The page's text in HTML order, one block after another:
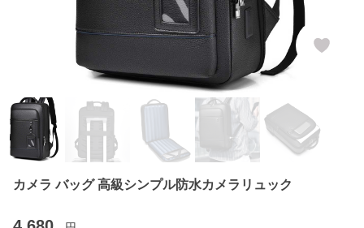
カメラ バッグ 高級シンプル防水カメラリュック